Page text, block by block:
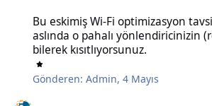
Bu eskimiş Wi-Fi optimizasyon
aslında o pahalı yönlendiricinizin
bilerek kısıtlıyorsunuz.
Gönderen:Admin,4 Mayıs